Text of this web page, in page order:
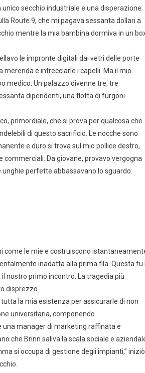
secchio industriale e una disperazione
Route 9, che mi pagava sessanta dollari a
mentre la mia bambina dormiva in un
le impronte digitali dai vetri delle porte
e intrecciarle i capelli. Ma il mio
medico. Un palazzo divenne tre, tre
dipendenti, una flotta di furgoni
primordiale, che si prova per qualcosa che
di questo sacrificio. Le nocche sono
e duro si trova sul mio pollice destro,
Da giovane, provavo vergogna
perfette abbassavano lo sguardo.
come le mie e costruiscono
inadatta alla prima fila. Questa fu
nostro primo incontro. La tragedia più
disprezzo.
la mia esistenza per assicurarle di non
universitaria, componendo
manager di marketing raffinata e
che Brinn saliva la scala sociale e
si occupa di gestione degli impianti,” iniziò